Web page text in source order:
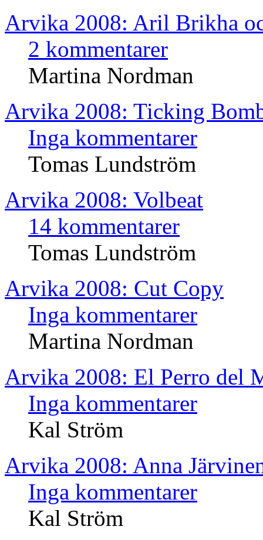
Arvika 2008: Aril Brikha
2 kommentarer
Martina Nordman
Arvika 2008: Ticking
Inga kommentarer
Tomas Lundström
Arvika 2008: Volbeat
14 kommentarer
Tomas Lundström
Arvika 2008: Cut Copy
Inga kommentarer
Martina Nordman
Arvika 2008: El Perro del
Inga kommentarer
Kal Ström
Arvika 2008: Anna
Inga kommentarer
Kal Ström